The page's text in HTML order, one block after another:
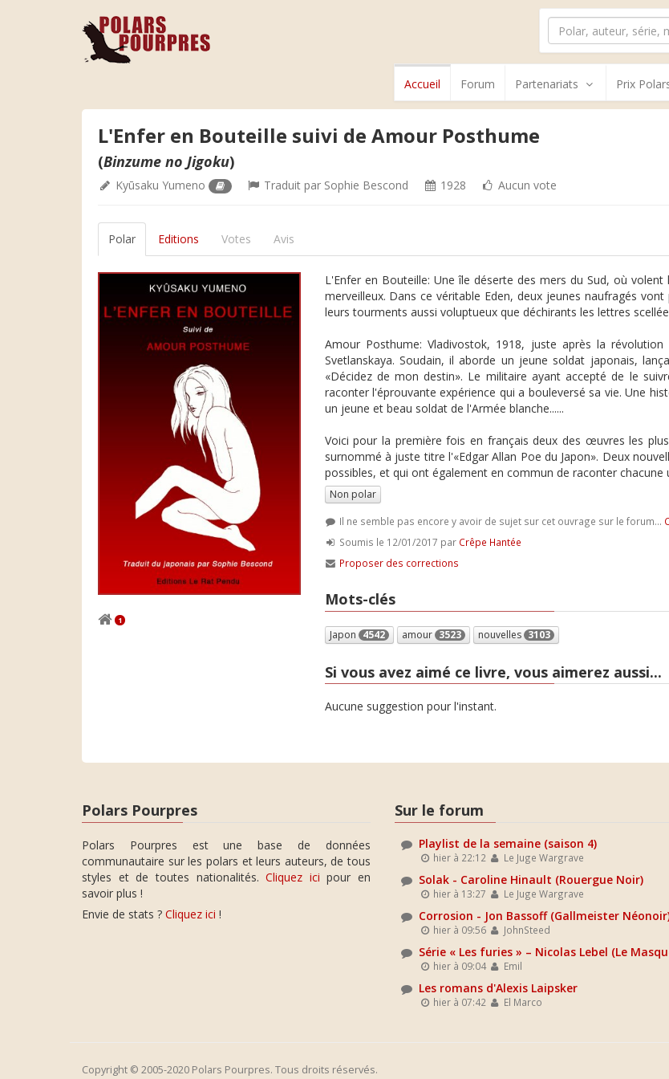
Accueil Forum Partenariats Prix
L'Enfer en Bouteille suivi de Amour Posthume
(Binzume no Jigoku)
Kyūsaku Yumeno Traduit par Sophie Bescond 1928 Aucun vote
Polar Editions Votes Avis
1
L'Enfer en Bouteille: Une île déserte des mers du Sud, où
merveilleux. Dans ce véritable Eden, deux jeunes naufragés
leurs tourments aussi voluptueux que déchirants les lettres
Amour Posthume: Vladivostok, 1918, juste après la
Svetlanskaya. Soudain, il aborde un jeune soldat japonais,
«Décidez de mon destin». Le militaire ayant accepté de le
raconter l'éprouvante expérience qui a bouleversé sa vie. Une
un jeune et beau soldat de l'Armée blanche......
Voici pour la première fois en français deux des œuvres les
surnommé à juste titre l'«Edgar Allan Poe du Japon». Deux
possibles, et qui ont également en commun de raconter
Non polar
Il ne semble pas encore y avoir de sujet sur cet ouvrage sur le forum...
Soumis le 12/01/2017 par Crêpe Hantée
Proposer des corrections
Mots-clés
Japon 4542 amour 3523 nouvelles 3103
Si vous avez aimé ce livre, vous aimerez aussi...
Aucune suggestion pour l'instant.
Polars Pourpres
Polars Pourpres est une base de données
communautaire sur les polars et leurs auteurs, de tous
styles et de toutes nationalités.Cliquez ici pour en
savoir plus !
Envie de stats ? Cliquez ici !
Sur le forum
Playlist de la semaine (saison 4)
hier à 22:12 Le Juge Wargrave
Solak - Caroline Hinault (Rouergue Noir)
hier à 13:27 Le Juge Wargrave
Corrosion - Jon Bassoff (Gallmeister
hier à 09:56 JohnSteed
Série « Les furies » – Nicolas Lebel (Le
hier à 09:04 Emil
Les romans d'Alexis Laipsker
hier à 07:42 El Marco
Copyright © 2005-2020 Polars Pourpres. Tous droits réservés.